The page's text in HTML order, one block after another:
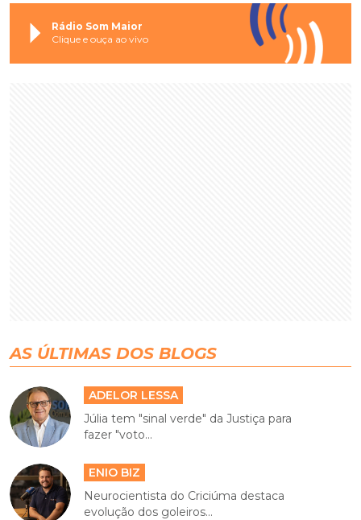
Rádio Som Maior
Clique e ouça ao vivo
AS ÚLTIMAS DOS BLOGS
ADELOR LESSA
Júlia tem "sinal verde" da Justiça para
fazer "voto...
ENIO BIZ
Neurocientista do Criciúma destaca
evolução dos goleiros...